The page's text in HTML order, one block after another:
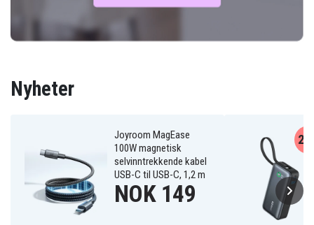
Nyheter
Joyroom MagEase
100W magnetisk
selvinntrekkende kabel
USB-C til USB-C, 1,2 m
NOK 149